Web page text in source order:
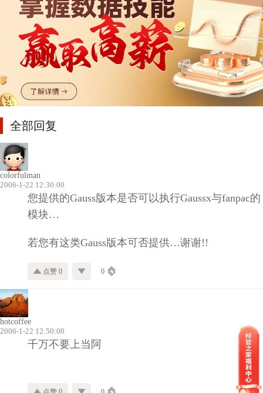
全部回复
colorfulman
2006-1-22 12:30:00
您提供的Gauss版本是否可以执行Gaussx与fanpac的
模块…
若您有这类Gauss版本可否提供…谢谢!!
点赞 0 0
hotcoffee
2006-1-22 12:50:00
千万不要上当阿